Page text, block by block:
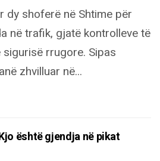
dy shoferë në Shtime për
në trafik, gjatë kontrolleve të
rrugore. Sipas
zhvilluar në...
është gjendja në pikat